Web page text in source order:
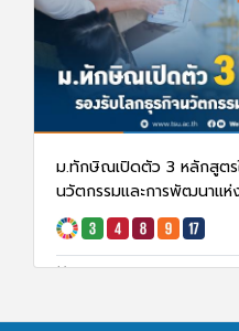
ม.ทักษิณเปิดตัว 3 หลักสูตร
นวัตกรรมและการพัฒนาแห่